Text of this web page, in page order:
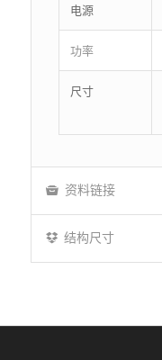
电源
功率
尺寸
资料链接
结构尺寸